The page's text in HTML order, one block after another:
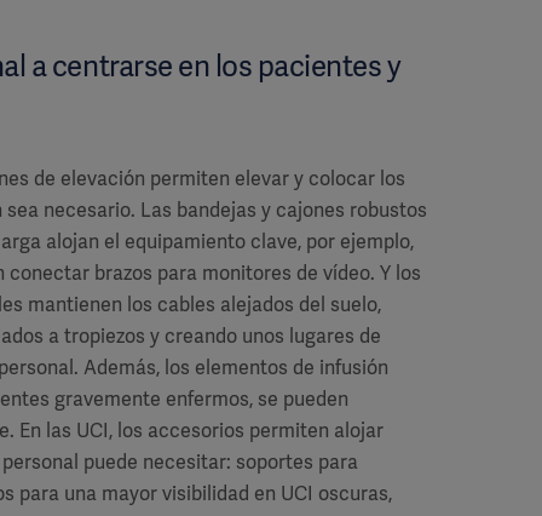
a centrarse en los pacientes y
de elevación permiten elevar y colocar los
necesario. Las bandejas y cajones robustos
alojan el equipamiento clave, por ejemplo,
conectar brazos para monitores de vídeo. Y los
mantienen los cables alejados del suelo,
a tropiezos y creando unos lugares de
Además, los elementos de infusión
gravemente enfermos, se pueden
En las UCI, los accesorios permiten alojar
puede necesitar: soportes para
para una mayor visibilidad en UCI oscuras,